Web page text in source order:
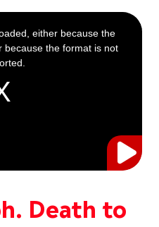
Death to
either because the
because the format is not